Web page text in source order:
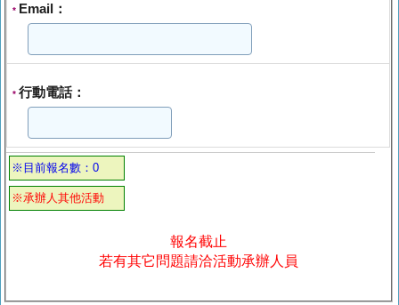
* Email：
* 行動電話：
※目前報名數：0
※承辦人其他活動
報名截止
若有其它問題請洽活動承辦人員